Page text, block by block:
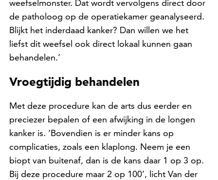
weefselmonster. Dat wordt vervolgens direct door
de patholoog op de operatiekamer geanalyseerd.
Blijkt het inderdaad kanker? Dan willen we het
liefst dit weefsel ook direct lokaal kunnen gaan
behandelen.’
Vroegtijdig behandelen
Met deze procedure kan de arts dus eerder en
preciezer bepalen of een afwijking in de longen
kanker is. ‘Bovendien is er minder kans op
complicaties, zoals een klaplong. Neem je een
biopt van buitenaf, dan is de kans daar 1 op 3 op.
Bij deze procedure maar 2 op 100’, licht Van der